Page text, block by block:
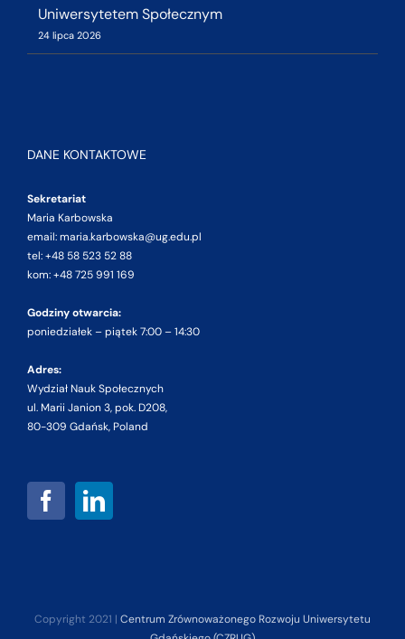
Uniwersytetem Społecznym
24 lipca 2026
DANE KONTAKTOWE
Sekretariat
Maria Karbowska
email: maria.karbowska@ug.edu.pl
tel: +48 58 523 52 88
kom: +48 725 991 169
Godziny otwarcia:
poniedziałek – piątek 7:00 – 14:30
Adres:
Wydział Nauk Społecznych
ul. Marii Janion 3, pok. D208,
80-309 Gdańsk, Poland
Copyright 2021 | Centrum Zrównoważonego Rozwoju Uniwersytetu